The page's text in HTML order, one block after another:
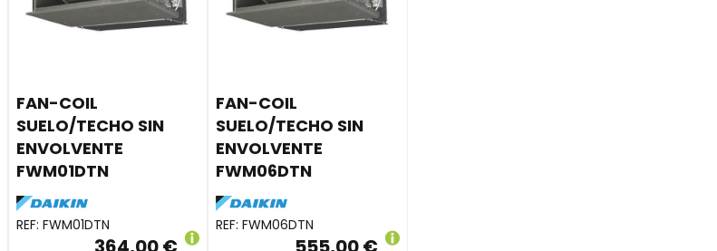
FAN-COIL
SUELO/TECHO SIN
ENVOLVENTE
FWM01DTN
REF: FWM01DTN
FAN-COIL
SUELO/TECHO SIN
ENVOLVENTE
FWM06DTN
REF:FWM06DTN